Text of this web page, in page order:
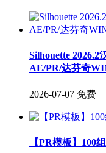
Silhouette
AE/PR/达芬奇
2026-07-07 免费
【PR模板】100